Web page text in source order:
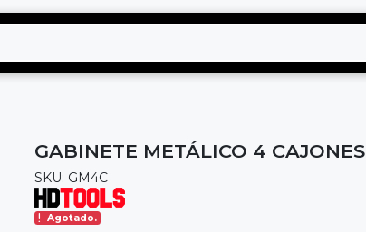
GABINETE METÁLICO 4 CAJONES
SKU: GM4C
Agotado.